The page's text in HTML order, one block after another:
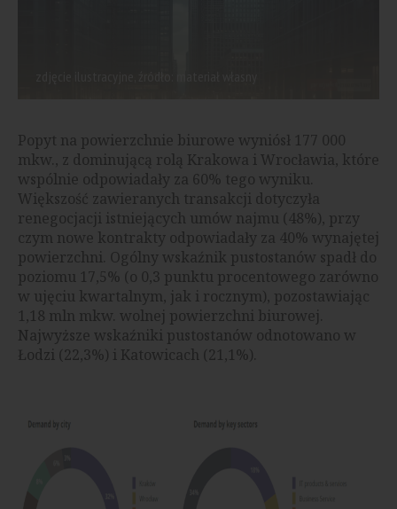
Popyt na powierzchnie biurowe wyniósł 177 000
mkw., z dominującą rolą Krakowa i Wrocławia, które
wspólnie odpowiadały za 60% tego wyniku.
Większość zawieranych transakcji dotyczyła
renegocjacji istniejących umów najmu (48%), przy
czym nowe kontrakty odpowiadały za 40% wynajętej
powierzchni. Ogólny wskaźnik pustostanów spadł do
poziomu 17,5% (o 0,3 punktu procentowego zarówno
w ujęciu kwartalnym, jak i rocznym), pozostawiając
1,18 mln mkw. wolnej powierzchni biurowej.
Najwyższe wskaźniki pustostanów odnotowano w
Łodzi (22,3%) i Katowicach (21,1%).